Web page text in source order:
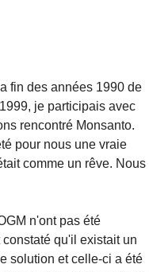
fin des années 1990 de
je participais avec
rencontré Monsanto.
pour nous une vraie
comme un rêve. Nous
n'ont pas été
qu'il existait un
solution et celle-ci a été